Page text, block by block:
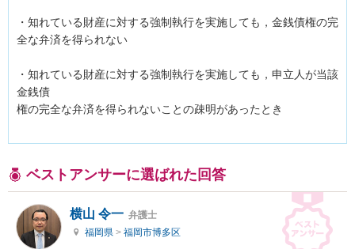
・知れている財産に対する強制執行を実施しても，金銭債権の完
全な弁済を得られない
・知れている財産に対する強制執行を実施しても，申立人が当該
金銭債
権の完全な弁済を得られないことの疎明があったとき
ベストアンサーに選ばれた回答
横山 令一 弁護士
福岡県 > 福岡市博多区